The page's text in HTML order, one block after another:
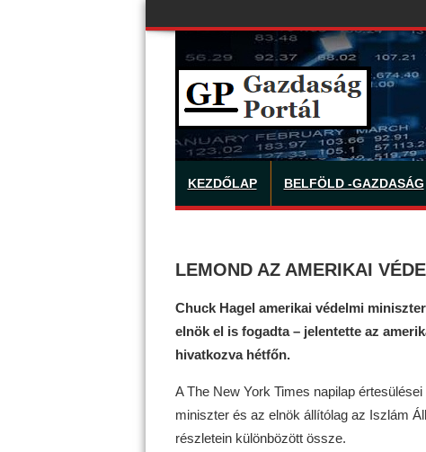
KEZDŐLAP BELFÖLD -GAZDASÁG
LEMOND AZ AMERIKAI
Chuck Hagel amerikai védelmi
elnök el is fogadta – jelentette az
hivatkozva hétfőn.
A The New York Times napilap
miniszter és az elnök állítólag az Iszlám
részletein különbözött össze.